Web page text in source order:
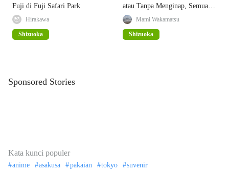
Fuji di Fuji Safari Park
Hirakawa
Shizuoka
atau Tanpa Menginap, Semua
Bisa Mami Wakamatsu
Shizuoka
Sponsored Stories
Kata kunci populer
anime asakusa pakaian tokyo suvenir